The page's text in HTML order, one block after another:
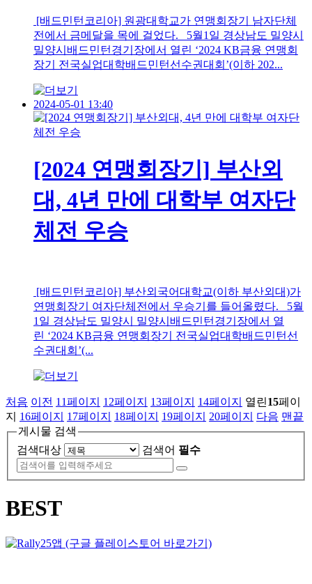
[배드민턴코리아] 원광대학교가 연맹회장기 남자단체
전에서 금메달을 목에 걸었다. 5월1일 경상남도 밀양시
밀양시배드민턴경기장에서 열린 ‘2024 KB금융 연맹회
장기 전국실업대학배드민턴선수권대회’(이하 202...
2024-05-01 13:40
[2024 연맹회장기] 부산외
대, 4년 만에 대학부 여자단
체전 우승
[배드민턴코리아] 부산외국어대학교(이하 부산외대)가
연맹회장기 여자단체전에서 우승기를 들어올렸다. 5월
1일 경상남도 밀양시 밀양시배드민턴경기장에서 열
린 ‘2024 KB금융 연맹회장기 전국실업대학배드민턴선
수권대회’(...
처음 이전 11페이지 12페이지 13페이지 14페이지 열린15페이
지
16페이지 17페이지 18페이지 19페이지 20페이지 다음 맨끝
게시물 검색
검색대상
검색어 필수
BEST